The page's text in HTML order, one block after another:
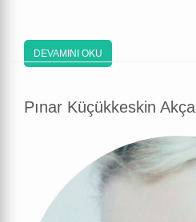
DEVAMINI OKU
Pınar Küçükkeskin Akça